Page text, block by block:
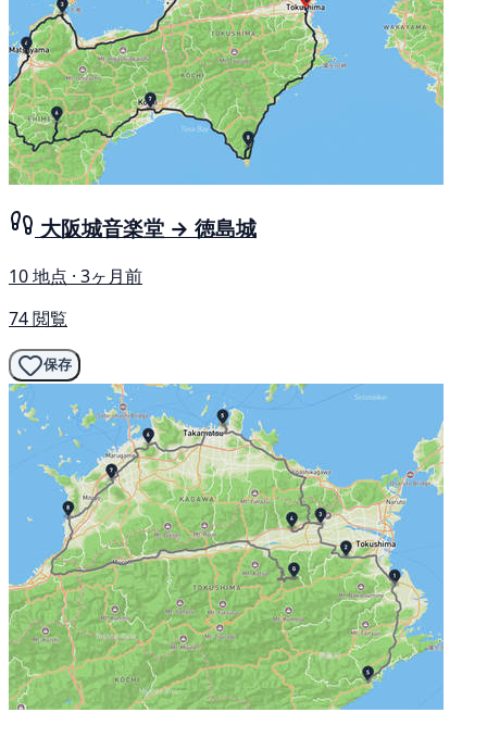
大阪城音楽堂 → 徳島城
10 地点 · 3ヶ月前
74 閲覧
保存